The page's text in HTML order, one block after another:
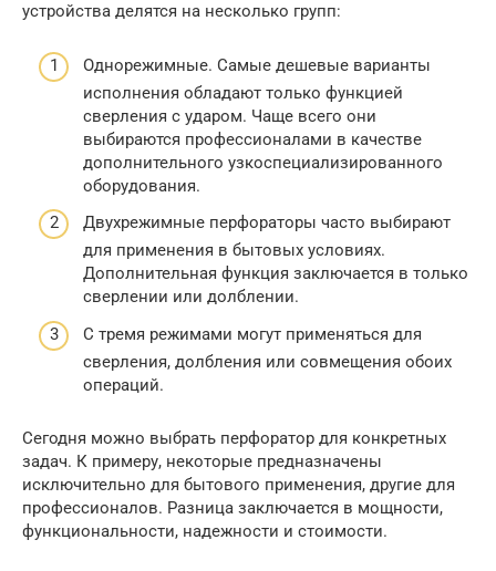
устройства делятся на несколько групп:
Однорежимные. Самые дешевые варианты
исполнения обладают только функцией
сверления с ударом. Чаще всего они
выбираются профессионалами в качестве
дополнительного узкоспециализированного
оборудования.
Двухрежимные перфораторы часто выбирают
для применения в бытовых условиях.
Дополнительная функция заключается в только
сверлении или долблении.
С тремя режимами могут применяться для
сверления, долбления или совмещения обоих
операций.
Сегодня можно выбрать перфоратор для конкретных
задач. К примеру, некоторые предназначены
исключительно для бытового применения, другие для
профессионалов. Разница заключается в мощности,
функциональности, надежности и стоимости.